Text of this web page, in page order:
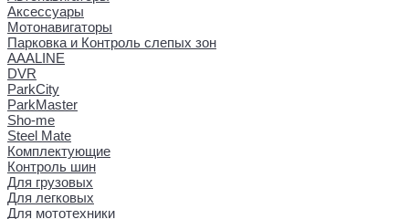
Аксессуары
Мотонавигаторы
Парковка и Контроль слепых зон
AAALINE
DVR
ParkCity
ParkMaster
Sho-me
Steel Mate
Комплектующие
Контроль шин
Для грузовых
Для легковых
Для мототехники